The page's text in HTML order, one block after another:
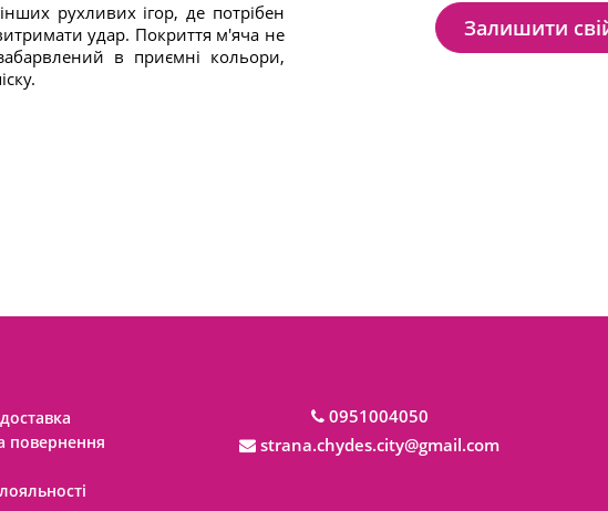
рухливих ігор, де потрібен
удар. Покриття м'яча не
в приємні кольори,
Залишити
повернення
0951004050
strana.chydes.city@gmail.com